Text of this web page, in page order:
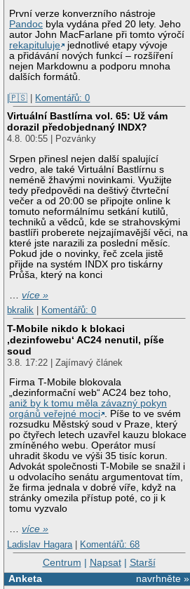
První verze konverzního nástroje
Pandoc byla vydána před 20 lety. Jeho
autor John MacFarlane při tomto výročí
rekapituluje
jednotlivé etapy vývoje
a přidávání nových funkcí – rozšíření
nejen Markdownu a podporu mnoha
dalších formátů.
|🇵🇸 | Komentářů: 0
Virtuální Bastlírna vol. 65: Už vám
dorazil předobjednaný INDX?
4.8. 00:55 | Pozvánky
Srpen přinesl nejen další spalující
vedro, ale také Virtuální Bastlírnu s
neméně žhavými novinkami. Využijte
tedy předpovědi na deštivý čtvrteční
večer a od 20:00 se připojte online k
tomuto neformálnímu setkání kutilů,
techniků a vědců, kde se strahovskými
bastlíři proberete nejzajímavější věci, na
které jste narazili za poslední měsíc.
Pokud jde o novinky, řeč zcela jistě
přijde na systém INDX pro tiskárny
Průša, který na konci
…více »
bkralik
Komentářů: 0
T-Mobile nikdo k blokaci
‚dezinfowebu‘ AC24 nenutil, píše
soud
3.8. 17:22 | Zajímavý článek
Firma T-Mobile blokovala
„dezinformační web“ AC24 bez toho,
aniž by k tomu měla závazný pokyn
orgánů veřejné moci . Píše to ve svém
rozsudku Městský soud v Praze, který
po čtyřech letech uzavřel kauzu blokace
zmíněného webu. Operátor musí
uhradit škodu ve výši 35 tisíc korun.
Advokát společnosti T-Mobile se snažil i
u odvolacího senátu argumentovat tím,
že firma jednala v dobré víře, když na
stránky omezila přístup poté, co ji k
tomu vyzvalo
…více »
Ladislav Hagara | Komentářů: 68
Centrum | Napsat| Starší
navrhněte »
Anketa